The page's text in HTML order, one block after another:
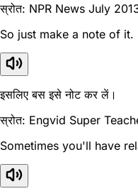
स्रोत: NPR News July
So just make a note of it.
इसलिए बस इसे नोट कर लें।
स्रोत: Engvid Super
Sometimes you'll have